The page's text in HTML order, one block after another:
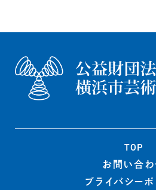
TOP
お問い合わ
プライバシー